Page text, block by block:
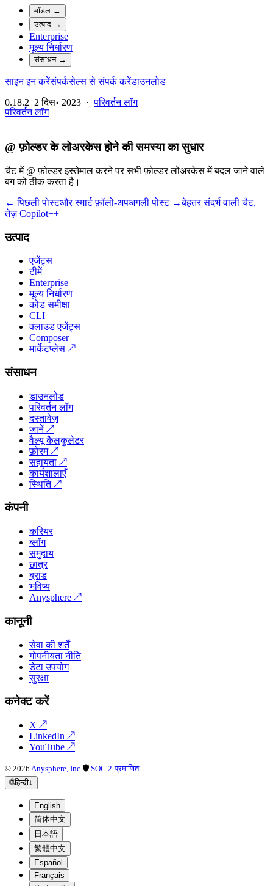
मॉडल →
उत्पाद →
Enterprise
मूल्य निर्धारण
संसाधन→
साइन इन करेंसंपर्कसेल्स से संपर्क करेंडाउनलोड
0.18.2 2 दिस॰ 2023 ·परिवर्तन लॉग
परिवर्तन लॉग
@ फ़ोल्डर के लोअरकेस होने की समस्या का सुधार
चैट में @ फ़ोल्डर इस्तेमाल करने पर सभी फ़ोल्डर लोअरकेस में बदल जाने वाले
बग को ठीक करता है।
← पिछली पोस्टऔर स्मार्ट फ़ॉलो-अपअगली पोस्ट →बेहतर संदर्भ वाली चैट,
तेज़ Copilot++
उत्पाद
एजेंट्स
टीमें
Enterprise
मूल्य निर्धारण
कोड समीक्षा
CLI
क्लाउड एजेंट्स
Composer
मार्केटप्लेस ↗
संसाधन
डाउनलोड
परिवर्तन लॉग
दस्तावेज़
जानें↗
वैल्यू कैलकुलेटर
फ़ोरम↗
सहायता ↗
कार्यशालाएँ
स्थिति↗
कंपनी
करियर
ब्लॉग
समुदाय
छात्र
ब्रांड
भविष्य
Anysphere ↗
कानूनी
सेवा की शर्तें
गोपनीयता नीति
डेटा उपयोग
सुरक्षा
कनेक्ट करें
X ↗
LinkedIn ↗
YouTube ↗
© 2026 Anysphere, Inc. 🛡 SOC 2-प्रमाणित
🌐हिन्दी↓
English
简体中文
日本語
繁體中文
Español
Français